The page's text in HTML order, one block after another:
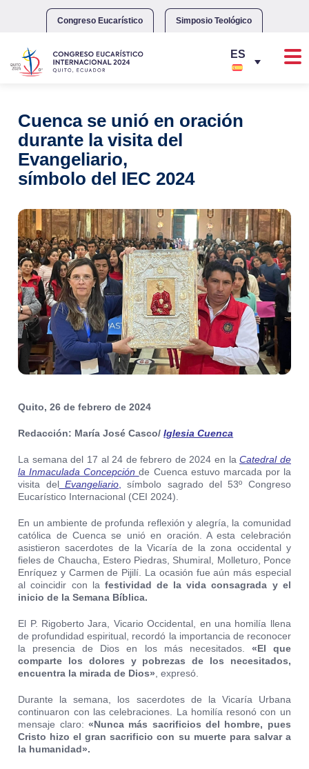
Congreso Eucarístico Simposio Teológico
Cuenca se unió en oración
durante la visita del
Evangeliario,
símbolo del IEC 2024
Quito, 26 de febrero de 2024
Redacción: María José Casco/Iglesia Cuenca
La semana del 17 al 24 de febrero de 2024 en laCatedral de
la Inmaculada Concepciónde Cuenca estuvo marcada por la
visita delEvangeliario, símbolo sagrado del 53º Congreso
Eucarístico Internacional (CEI 2024).
En un ambiente de profunda reflexión y alegría, la comunidad
católica de Cuenca se unió en oración. A esta celebración
asistieron sacerdotes de la Vicaría de la zona occidental y
fieles de Chaucha, Estero Piedras, Shumiral, Molleturo, Ponce
Enríquez y Carmen de Pijilí. La ocasión fue aún más especial
al coincidir con la festividad de la vida consagrada y el
inicio de la Semana Bíblica.
El P. Rigoberto Jara, Vicario Occidental, en una homilía llena
de profundidad espiritual, recordó la importancia de reconocer
la presencia de Dios en los más necesitados.
«El que
comparte los dolores y pobrezas de los necesitados,
encuentra la mirada de Dios» , expresó.
Durante la semana, los sacerdotes de la Vicaría Urbana
continuaron con las celebraciones. La homilía resonó con un
mensaje claro: «Nunca más sacrificios del hombre, pues
Cristo hizo el gran sacrificio con su muerte para salvar a
la humanidad».